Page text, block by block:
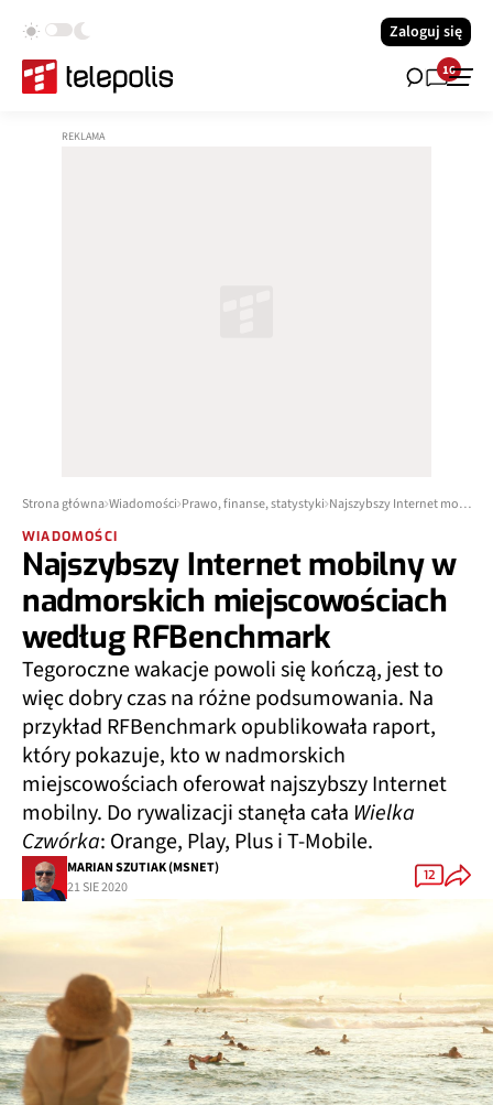
Zaloguj się
16
Strona główna Wiadomości Prawo, finanse, statystyki
WIADOMOŚCI
Najszybszy Internet mobilny w
nadmorskich miejscowościach
według RFBenchmark
Tegoroczne wakacje powoli się kończą, jest to
więc dobry czas na różne podsumowania. Na
przykład RFBenchmark opublikowała raport,
który pokazuje, kto w nadmorskich
miejscowościach oferował najszybszy Internet
mobilny. Do rywalizacji stanęła cała Wielka
Czwórka: Orange, Play, Plus i T-Mobile.
MARIAN SZUTIAK (MSNET)
21 SIE 2020
12